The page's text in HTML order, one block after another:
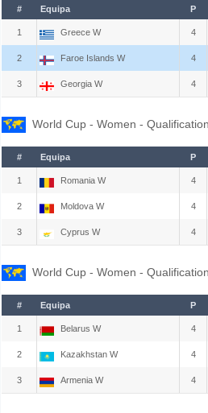
# Equipa P
1 Greece W 4
2 Faroe Islands W 4
3 Georgia W 4
World Cup - Women -
# Equipa P
1 Romania W 4
2 Moldova W 4
3 Cyprus W 4
World Cup - Women -
# Equipa P
1 Belarus W 4
2 Kazakhstan W 4
3 Armenia W 4